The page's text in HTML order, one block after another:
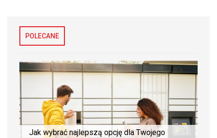
POLECANE
Jak wybrać najlepszą opcję dla Twojego